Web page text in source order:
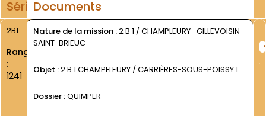
SérieDocuments
2B1
Rang
:
1241
Nature de la mission :2 B 1 / CHAMPLEURY- GILLEVOISIN-
SAINT-BRIEUC
Objet :2 B 1 CHAMPFLEURY / CARRIÈRES-SOUS-POISSY 1.
Dossier :QUIMPER